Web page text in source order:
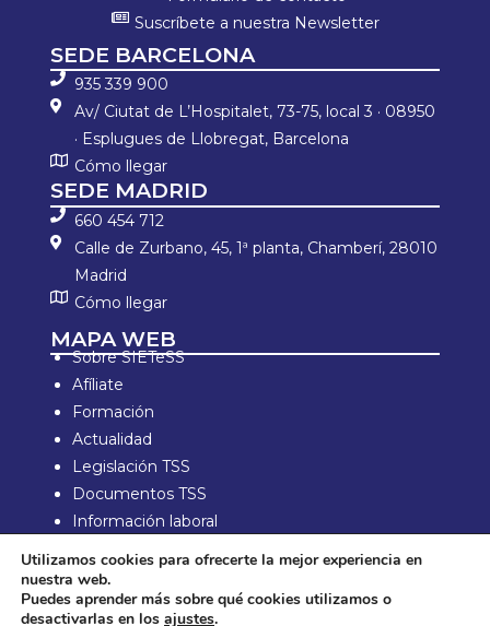
Suscríbete a nuestra Newsletter
SEDE BARCELONA
935 339 900
Av/ Ciutat de L’Hospitalet, 73-75, local 3 · 08950
· Esplugues de Llobregat, Barcelona
Cómo llegar
SEDE MADRID
660 454 712
Calle de Zurbano, 45, 1ª planta, Chamberí, 28010
Madrid
Cómo llegar
MAPA WEB
Sobre SIETeSS
Afíliate
Formación
Actualidad
Legislación TSS
Documentos TSS
Información laboral
Aviso Legal y política de privacidad
Política de compra y devolución
Utilizamos cookies para ofrecerte la mejor experiencia en
nuestra web.
Puedes aprender más sobre qué cookies utilizamos o
desactivarlas en los ajustes.